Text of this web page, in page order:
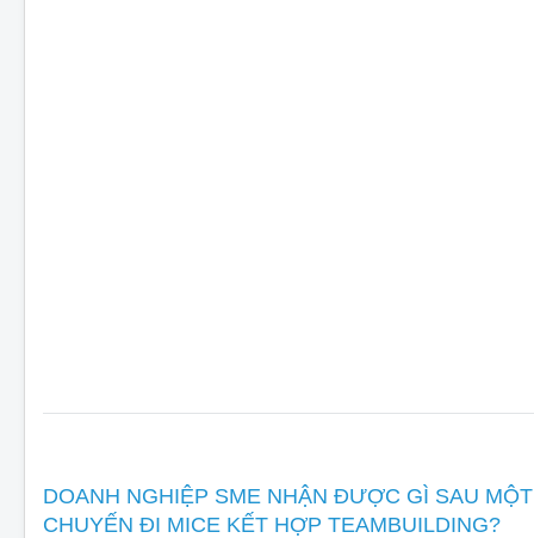
DOANH NGHIỆP SME NHẬN ĐƯỢC GÌ SAU MỘT
CHUYẾN ĐI MICE KẾT HỢP TEAMBUILDING?